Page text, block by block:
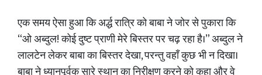
एक समय ऐसा हुआ कि अर्द्ध रात्रि को बाबा ने जोर से पुकारा कि
“ओ अब्दुल! कोई दुष्ट प्राणी मेरे बिस्तर पर चढ़ रहा है।” अब्दुल ने
लालटेन लेकर बाबा का बिस्तर देखा, परन्तु वहाँ कुछ भी न दिखा।